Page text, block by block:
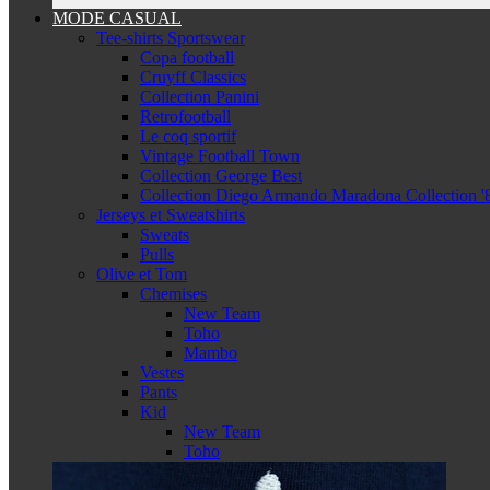
MODE CASUAL
Tee-shirts Sportswear
Copa football
Cruyff Classics
Collection Panini
Retrofootball
Le coq sportif
Vintage Football Town
Collection George Best
Collection Diego Armando Maradona Collection
Jerseys et Sweatshirts
Sweats
Pulls
Olive et Tom
Chemises
New Team
Toho
Mambo
Vestes
Pants
Kid
New Team
Toho